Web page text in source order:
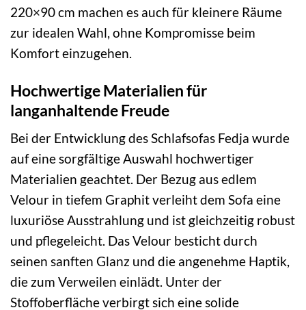
220×90 cm machen es auch für kleinere Räume
zur idealen Wahl, ohne Kompromisse beim
Komfort einzugehen.
Hochwertige Materialien für
langanhaltende Freude
Bei der Entwicklung des Schlafsofas Fedja wurde
auf eine sorgfältige Auswahl hochwertiger
Materialien geachtet. Der Bezug aus edlem
Velour in tiefem Graphit verleiht dem Sofa eine
luxuriöse Ausstrahlung und ist gleichzeitig robust
und pflegeleicht. Das Velour besticht durch
seinen sanften Glanz und die angenehme Haptik,
die zum Verweilen einlädt. Unter der
Stoffoberfläche verbirgt sich eine solide